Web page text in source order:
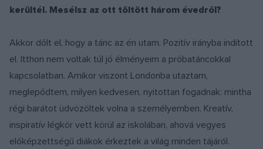
kerültél. Mesélsz az ott töltött három évedről?
Akkor dőlt el, hogy a tánc az én utam. Pozitív irányba indított
el. Itthon nem voltak túl jó élményeim a próbatáncokkal
kapcsolatban. Amikor viszont Londonba utaztam,
meglepődtem, milyen kedvesen, nyitottan fogadnak: mintha
régi barátot üdvözöltek volna a személyemben. Kreatív,
inspiratív légkör vett körül az iskolában, ahová vegyes
előképzettségű diákok érkeztek a világ minden tájáról.